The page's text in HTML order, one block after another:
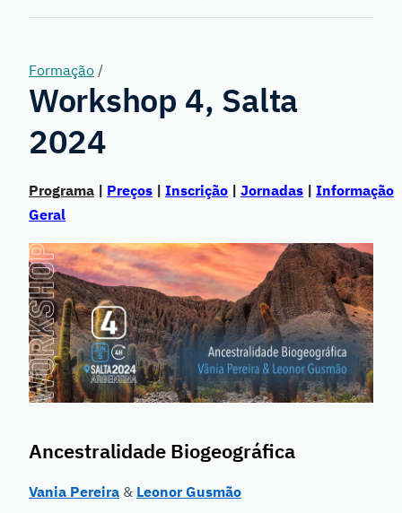
Genetics
Formação /
Workshop 4, Salta
2024
Programa | Preços | Inscrição | Jornadas | Informação
Geral
Ancestralidade Biogeográfica
Vania Pereira & Leonor Gusmão